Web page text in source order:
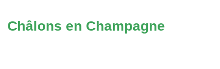
Châlons en Champagne